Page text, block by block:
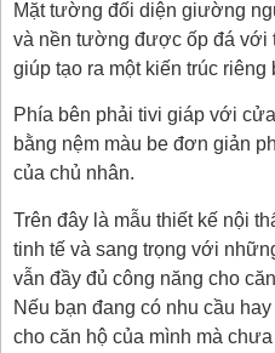
Mặt tường đối diện giường
và nền tường được ốp đá với
giúp tạo ra một kiến trúc riêng
Phía bên phải tivi giáp với
bằng nệm màu be đơn giản
của chủ nhân.
Trên đây là mẫu thiết kế nội
tinh tế và sang trọng với
vẫn đầy đủ công năng cho
Nếu bạn đang có nhu cầu
cho căn hộ của mình mà